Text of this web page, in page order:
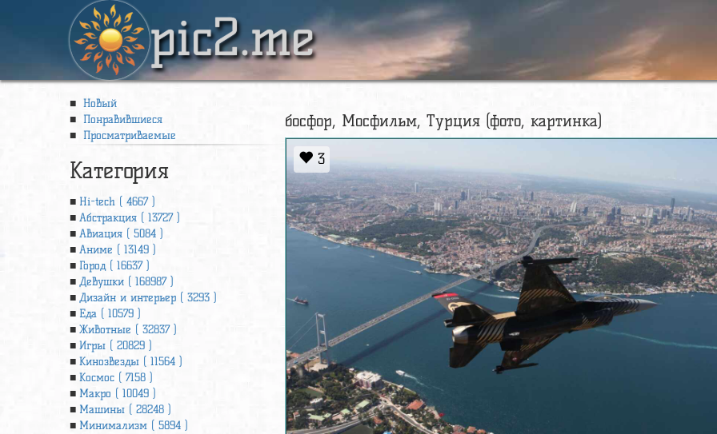
pic2.me
Новый
Понравившиеся
Просматриваемые
Категория
Hi-tech ( 4667 )
Абстракция ( 13727 )
Авиация ( 5084 )
Аниме ( 13149 )
Город ( 16637 )
Девушки ( 168987 )
Дизайн и интерьер ( 3293 )
Еда ( 10579 )
Животные ( 32837 )
Игры ( 20829 )
Кинозвезды ( 11564 )
Космос ( 7158 )
Макро ( 10049 )
Машины ( 28248 )
Минимализм ( 5894 )
босфор, Мосфильм, Турция (фото, картинка)
3